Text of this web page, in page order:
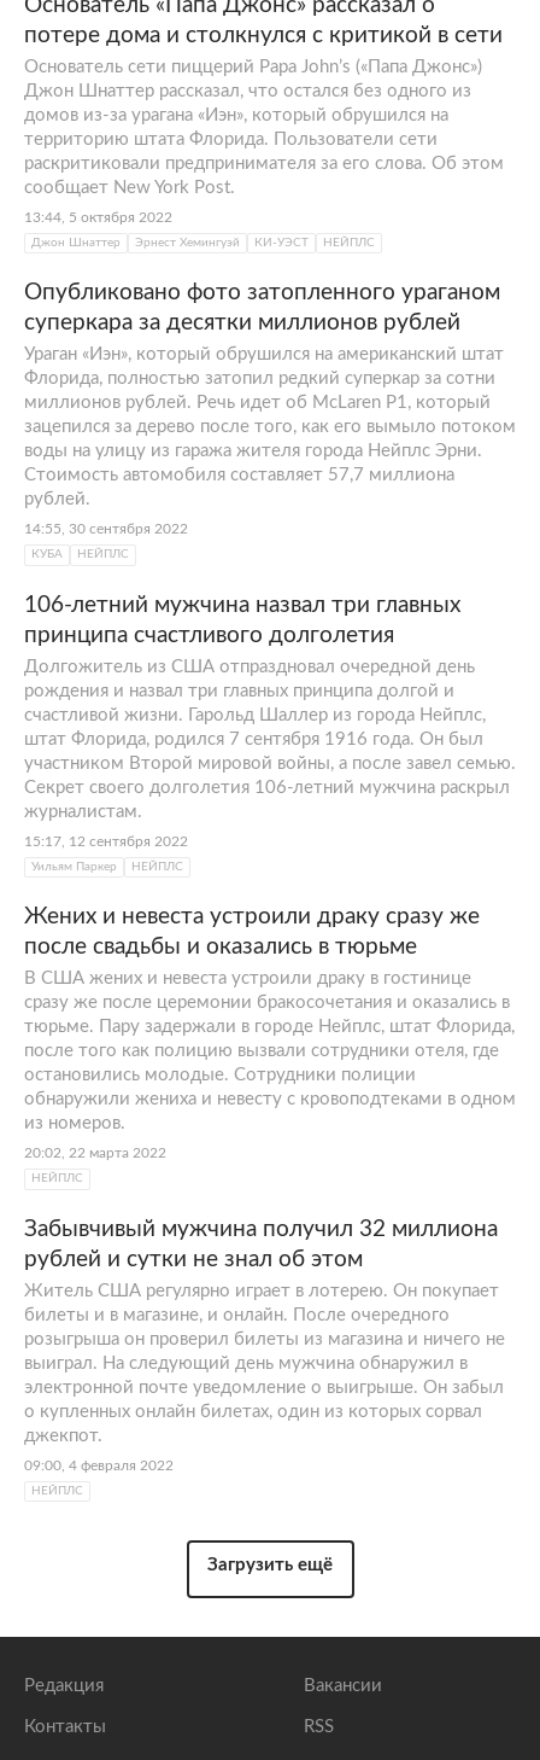
Основатель «Папа Джонс» рассказал о
потере дома и столкнулся с критикой в сети
Основатель сети пиццерий Papa John’s («Папа Джонс»)
Джон Шнаттер рассказал, что остался без одного из
домов из-за урагана «Иэн», который обрушился на
территорию штата Флорида. Пользователи сети
раскритиковали предпринимателя за его слова. Об этом
сообщает New York Post.
13:44, 5 октября 2022
Джон Шнаттер Эрнест Хемингуэй КИ-УЭСТ НЕЙПЛС
Опубликовано фото затопленного ураганом
суперкара за десятки миллионов рублей
Ураган «Иэн», который обрушился на американский штат
Флорида, полностью затопил редкий суперкар за сотни
миллионов рублей. Речь идет об McLaren P1, который
зацепился за дерево после того, как его вымыло потоком
воды на улицу из гаража жителя города Нейплс Эрни.
Стоимость автомобиля составляет 57,7 миллиона
рублей.
14:55, 30 сентября 2022
КУБА НЕЙПЛС
106-летний мужчина назвал три главных
принципа счастливого долголетия
Долгожитель из США отпраздновал очередной день
рождения и назвал три главных принципа долгой и
счастливой жизни. Гарольд Шаллер из города Нейплс,
штат Флорида, родился 7 сентября 1916 года. Он был
участником Второй мировой войны, а после завел семью.
Секрет своего долголетия 106-летний мужчина раскрыл
журналистам.
15:17, 12 сентября 2022
Уильям Паркер НЕЙПЛС
Жених и невеста устроили драку сразу же
после свадьбы и оказались в тюрьме
В США жених и невеста устроили драку в гостинице
сразу же после церемонии бракосочетания и оказались в
тюрьме. Пару задержали в городе Нейплс, штат Флорида,
после того как полицию вызвали сотрудники отеля, где
остановились молодые. Сотрудники полиции
обнаружили жениха и невесту с кровоподтеками в одном
из номеров.
20:02, 22 марта 2022
НЕЙПЛС
Забывчивый мужчина получил 32 миллиона
рублей и сутки не знал об этом
Житель США регулярно играет в лотерею. Он покупает
билеты и в магазине, и онлайн. После очередного
розыгрыша он проверил билеты из магазина и ничего не
выиграл. На следующий день мужчина обнаружил в
электронной почте уведомление о выигрыше. Он забыл
о купленных онлайн билетах, один из которых сорвал
джекпот.
09:00, 4 февраля 2022
НЕЙПЛС
Загрузить ещё
Редакция
Контакты
Вакансии
RSS